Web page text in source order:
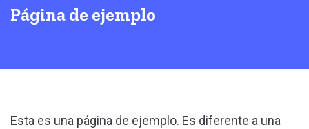
Página de ejemplo
Esta es una página de ejemplo. Es diferente a una